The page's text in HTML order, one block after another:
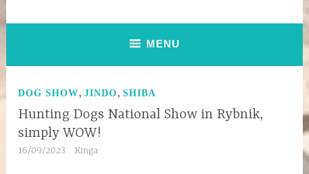
MENU
DOG SHOW,JINDO,SHIBA
Hunting Dogs National Show in Rybnik,
simply WOW!
16/09/2023 Kinga